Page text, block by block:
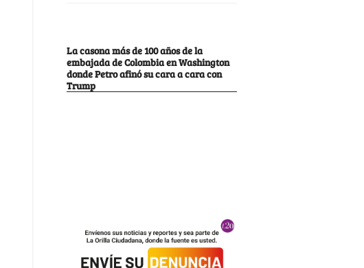
La casona más de 100 años de la
embajada de Colombia en Washington
donde Petro afinó su cara a cara con
Trump